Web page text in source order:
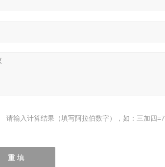
请输入计算结果（填写阿拉伯数字），如：三加四=7